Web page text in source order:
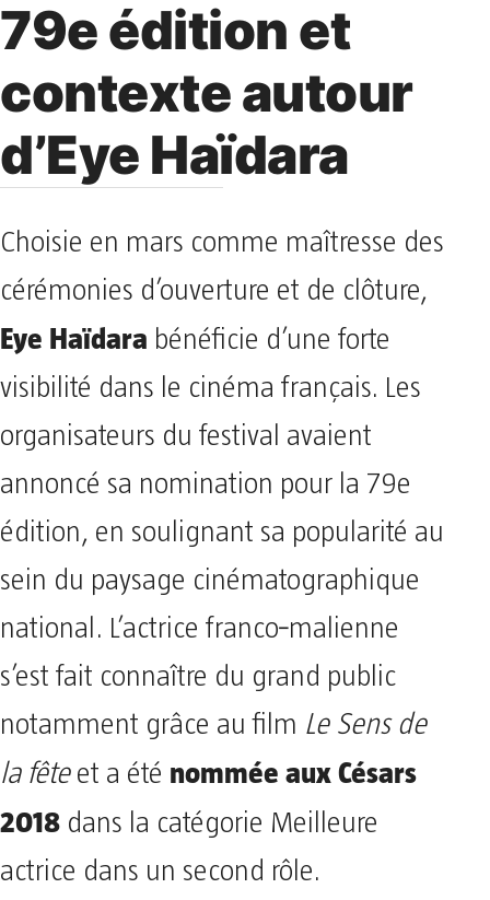
79e édition et
contexte autour
d’Eye Haïdara
Choisie en mars comme maîtresse des
cérémonies d’ouverture et de clôture,
Eye Haïdara bénéficie d’une forte
visibilité dans le cinéma français. Les
organisateurs du festival avaient
annoncé sa nomination pour la 79e
édition, en soulignant sa popularité au
sein du paysage cinématographique
national. L’actrice franco‑malienne
s’est fait connaître du grand public
notamment grâce au film Le Sens de
la fêteet a été nommée aux Césars
2018 dans la catégorie Meilleure
actrice dans un second rôle.